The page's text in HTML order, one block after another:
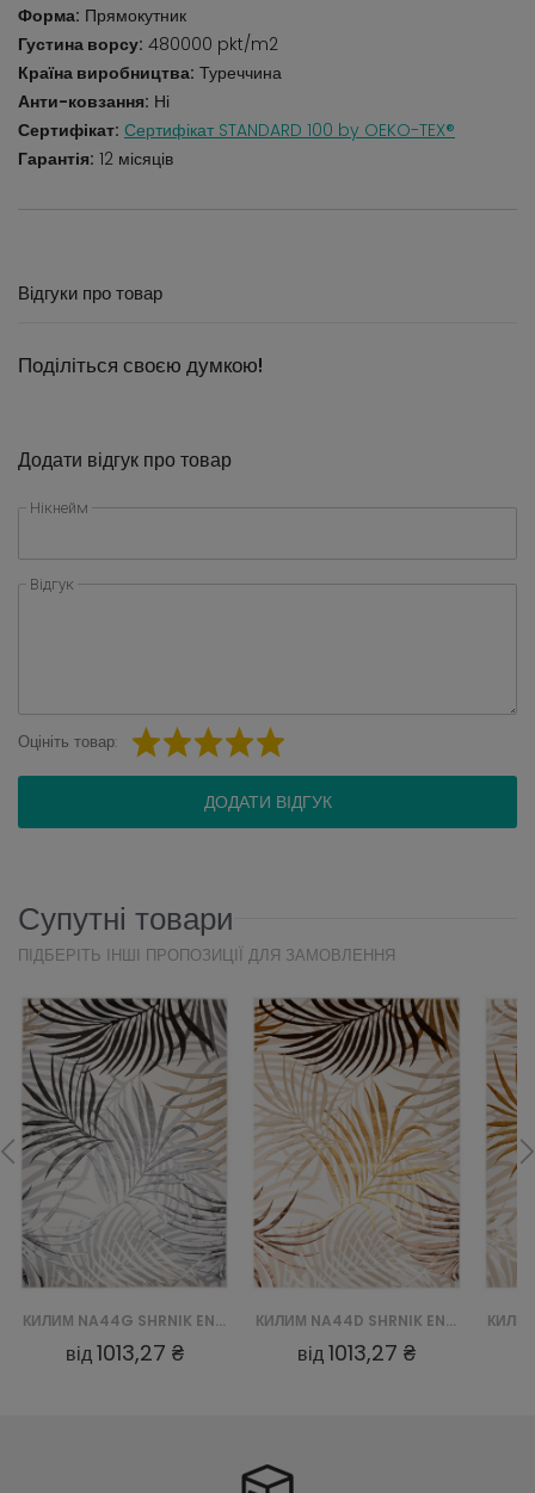
Форма: Прямокутник
Густина ворсу: 480000 pkt/m2
Країна виробництва: Туреччина
Анти-ковзання: Ні
Сертифікат: Сертифікат STANDARD 100 by OEKO-TEX®
Гарантія: 12 місяців
Відгуки про товар
Поділіться своєю думкою!
Додати відгук про товар
Нікнейм
Відгук
Оцініть товар:
ДОДАТИ ВІДГУК
Супутні товари
ПІДБЕРІТЬ ІНШІ ПРОПОЗИЦІЇ ДЛЯ ЗАМОВЛЕННЯ
КИЛИМ NA44G SHRNIK EN HBF - KREMOWY, ZŁOTY
від1013,27 ₴
КИЛИМ NA44D SHRNIK EN HBJ - KREMOWY, ZŁOTY
від1013,27 ₴